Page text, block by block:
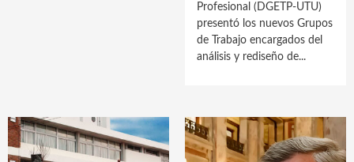
Profesional (DGETP-UTU)
presentó los nuevos Grupos
de Trabajo encargados del
análisis y rediseño de...